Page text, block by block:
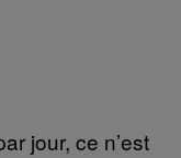
jour, ce n’est